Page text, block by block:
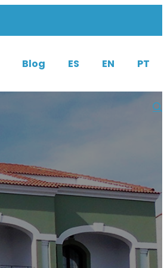
Blog ES EN PT